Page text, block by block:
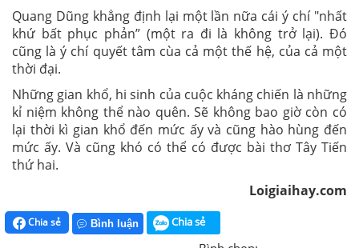
Quang Dũng khẳng định lại một lần nữa cái ý chí "nhất
khứ bất phục phản” (một ra đi là không trở lại). Đó
cũng là ý chí quyết tâm cùa cả một thế hệ, của cả một
thời đại.
Những gian khổ, hi sinh của cuộc kháng chiến là những
kỉ niệm không thể nào quên. Sẽ không bao giờ còn có
lại thời kì gian khổ đến mức ấy và cũng hào hùng đến
mức ấy. Và cũng khó có thể có được bài thơ Tây Tiến
thứ hai.
Loigiaihay.com
Chia sẻ Bình luận Chia sẻ